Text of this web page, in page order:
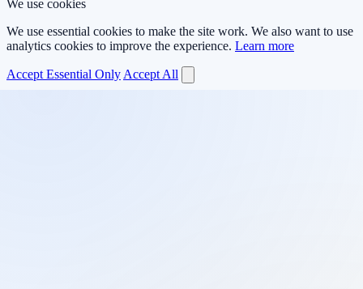
We use cookies
We use essential cookies to make the site work. We also want to use
analytics cookies to improve the experience. Learn more
Accept Essential Only Accept All